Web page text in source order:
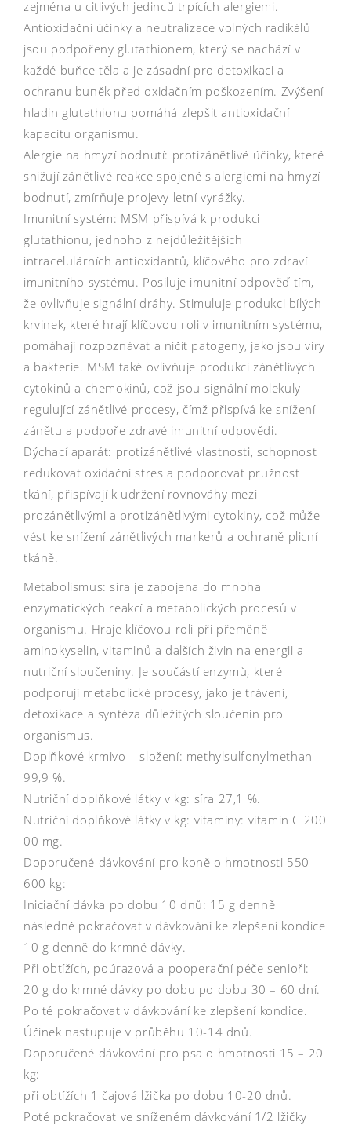
zejména u citlivých jedinců trpících alergiemi.
Antioxidační účinky a neutralizace volných radikálů
jsou podpořeny glutathionem, který se nachází v
každé buňce těla a je zásadní pro detoxikaci a
ochranu buněk před oxidačním poškozením. Zvýšení
hladin glutathionu pomáhá zlepšit antioxidační
kapacitu organismu.
Alergie na hmyzí bodnutí: protizánětlivé účinky, které
snižují zánětlivé reakce spojené s alergiemi na hmyzí
bodnutí, zmírňuje projevy letní vyrážky.
Imunitní systém: MSM přispívá k produkci
glutathionu, jednoho z nejdůležitějších
intracelulárních antioxidantů, klíčového pro zdraví
imunitního systému. Posiluje imunitní odpověď tím,
že ovlivňuje signální dráhy. Stimuluje produkci bílých
krvinek, které hrají klíčovou roli v imunitním systému,
pomáhají rozpoznávat a ničit patogeny, jako jsou viry
a bakterie. MSM také ovlivňuje produkci zánětlivých
cytokinů a chemokinů, což jsou signální molekuly
regulující zánětlivé procesy, čímž přispívá ke snížení
zánětu a podpoře zdravé imunitní odpovědi.
Dýchací aparát: protizánětlivé vlastnosti, schopnost
redukovat oxidační stres a podporovat pružnost
tkání, přispívají k udržení rovnováhy mezi
prozánětlivými a protizánětlivými cytokiny, což může
vést ke snížení zánětlivých markerů a ochraně plicní
tkáně.
Metabolismus: síra je zapojena do mnoha
enzymatických reakcí a metabolických procesů v
organismu. Hraje klíčovou roli při přeměně
aminokyselin, vitaminů a dalších živin na energii a
nutriční sloučeniny. Je součástí enzymů, které
podporují metabolické procesy, jako je trávení,
detoxikace a syntéza důležitých sloučenin pro
organismus.
Doplňkové krmivo – složení: methylsulfonylmethan
99,9 %.
Nutriční doplňkové látky v kg: síra 27,1 %.
Nutriční doplňkové látky v kg: vitaminy: vitamin C 200
00 mg.
Doporučené dávkování pro koně o hmotnosti 550 –
600 kg:
Iniciační dávka po dobu 10 dnů: 15 g denně
následně pokračovat v dávkování ke zlepšení kondice
10 g denně do krmné dávky.
Při obtížích, poúrazová a pooperační péče senioři:
20 g do krmné dávky po dobu po dobu 30 – 60 dní.
Po té pokračovat v dávkování ke zlepšení kondice.
Účinek nastupuje v průběhu 10-14 dnů.
Doporučené dávkování pro psa o hmotnosti 15 – 20
kg:
při obtížích 1 čajová lžička po dobu 10-20 dnů.
Poté pokračovat ve sníženém dávkování 1/2 lžičky